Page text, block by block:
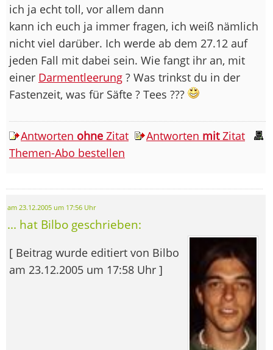
ich ja echt toll, vor allem dann
kann ich euch ja immer fragen, ich weiß nämlich
nicht viel darüber. Ich werde ab dem 27.12 auf
jeden Fall mit dabei sein. Wie fangt ihr an, mit
einer Darmentleerung ? Was trinkst du in der
Fastenzeit, was für Säfte ? Tees ???
Antworten ohne Zitat Antworten mitZitat
Themen-Abo bestellen
am 23.12.2005 um 17:56 Uhr
... hat Bilbo geschrieben:
[ Beitrag wurde editiert von Bilbo
am 23.12.2005 um 17:58 Uhr ]